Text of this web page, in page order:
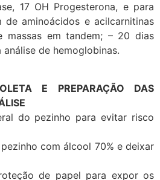
17 OH Progesterona, e para
de aminoácidos e acilcarnitinas
massas em tandem; – 20 dias
de hemoglobinas.
E PREPARAÇÃO DAS
do pezinho para evitar risco
com álcool 70% e deixar
de papel para expor os